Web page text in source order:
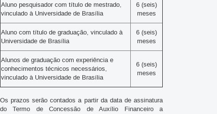
Aluno pesquisador com título de mestrado,
vinculado à Universidade de Brasília
6 (seis)
meses
Aluno com título de graduação, vinculado à
Universidade de Brasília
6 (seis)
meses
Alunos de graduação com experiência e
conhecimentos técnicos necessários,
vinculado à Universidade de Brasília
6 (seis)
meses
Os prazos serão contados a partir da data de assinatura
do Termo de Concessão de Auxílio Financeiro a